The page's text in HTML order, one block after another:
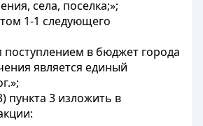
села, поселка;»;
1-1 следующего
в бюджет города
является единый
пункта 3 изложить в